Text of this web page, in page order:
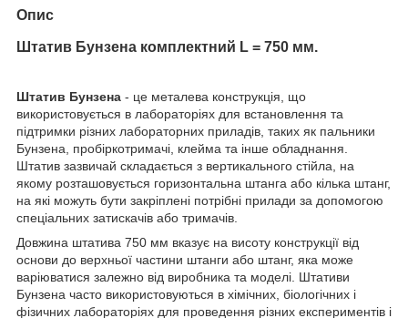
Опис
Штатив Бунзена комплектний L = 750 мм.
Штатив Бунзена - це металева конструкція, що
використовується в лабораторіях для встановлення та
підтримки різних лабораторних приладів, таких як пальники
Бунзена, пробіркотримачі, клейма та інше обладнання.
Штатив зазвичай складається з вертикального стійла, на
якому розташовується горизонтальна штанга або кілька штанг,
на які можуть бути закріплені потрібні прилади за допомогою
спеціальних затискачів або тримачів.
Довжина штатива 750 мм вказує на висоту конструкції від
основи до верхньої частини штанги або штанг, яка може
варіюватися залежно від виробника та моделі. Штативи
Бунзена часто використовуються в хімічних, біологічних і
фізичних лабораторіях для проведення різних експериментів і